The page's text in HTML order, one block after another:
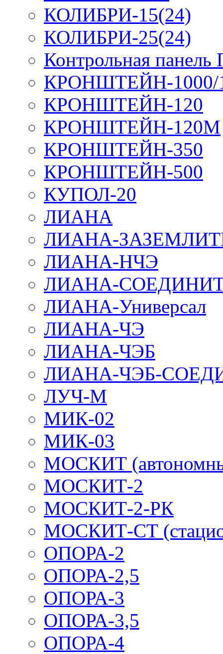
КОЛИБРИ-15(24)
КОЛИБРИ-25(24)
Контрольная
КРОНШТЕЙН-1000/
КРОНШТЕЙН-120
КРОНШТЕЙН-120М
КРОНШТЕЙН-350
КРОНШТЕЙН-500
КУПОЛ-20
ЛИАНА
ЛИАНА-
ЛИАНА-НЧЭ
ЛИАНА-
ЛИАНА-Универсал
ЛИАНА-ЧЭ
ЛИАНА-ЧЭБ
ЛИАНА-ЧЭБ-
ЛУЧ-М
МИК-02
МИК-03
МОСКИТ
МОСКИТ-2
МОСКИТ-2-РК
МОСКИТ-СТ
ОПОРА-2
ОПОРА-2,5
ОПОРА-3
ОПОРА-3,5
ОПОРА-4